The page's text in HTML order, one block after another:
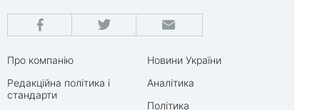
Про компанію
Редакційна політика і
стандарти
Новини України
Аналітика
Політика